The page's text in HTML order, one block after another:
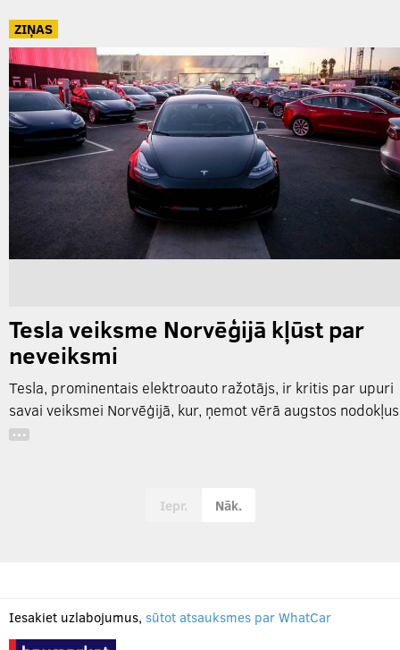
ZIŅAS
Tesla veiksme Norvēģijā kļūst par
neveiksmi
Tesla, prominentais elektroauto ražotājs, ir kritis par upuri
savai veiksmei Norvēģijā, kur, ņemot vērā augstos nodokļus
…
Iepr. Nāk.
Iesakiet uzlabojumus, sūtot atsauksmes par WhatCar